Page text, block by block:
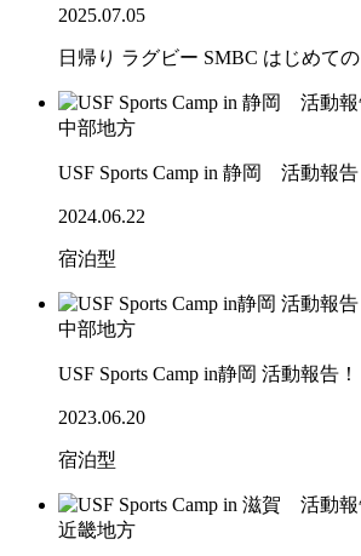
2025.07.05
日帰り ラグビー SMBC はじめての
中部地方
USF Sports Camp in 静岡 活動報告
2024.06.22
宿泊型
中部地方
USF Sports Camp in静岡 活動報告！
2023.06.20
宿泊型
近畿地方